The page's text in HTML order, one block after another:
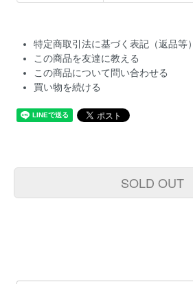
特定商取引法に基づく表記（返品等）
この商品を友達に教える
この商品について問い合わせる
買い物を続ける
SOLD OUT